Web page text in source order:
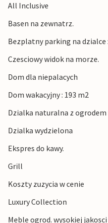
prowadzi nieutwardzona
All Inclusive
Basen na zewnatrz.
Bezplatny parking na dzialce
Czesciowy widok na morze.
Dom dla niepalacych
Dom wakacyjny : 193 m2
Dzialka naturalna z ogrodem
Dzialka wydzielona
Ekspres do kawy.
Grill
Koszty zuzycia w cenie
Luxury Collection
Meble ogrod. wysokiej jakosci